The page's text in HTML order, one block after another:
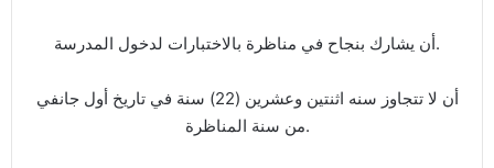
أن يشارك بنجاح في مناظرة بالاختبارات لدخول المدرسة.
أن لا تتجاوز سنه اثنتين وعشرين (22) سنة في تاريخ أول جانفي
من سنة المناظرة.